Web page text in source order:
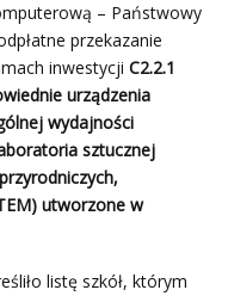
– Państwowy
przekazanie
inwestycji C2.2.1
urządzenia
wydajności
sztucznej
utworzone w
listę szkół, którym